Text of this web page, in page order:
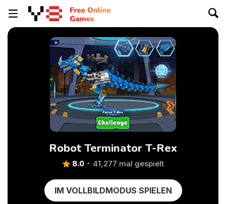
Robot Terminator T-Rex
8.0 41,277 mal gespielt
IM VOLLBILDMODUS SPIELEN